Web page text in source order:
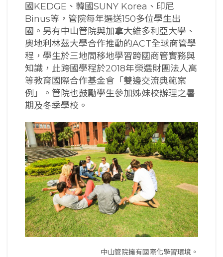
國KEDGE、韓國SUNY Korea、印尼
Binus等，管院每年選送150多位學生出
國。另有中山管院與加拿大維多利亞大學、
奧地利林茲大學合作推動的ACT全球商管學
程，學生於三地間移地學習跨國商管實務與
知識，此跨國學程於2018年榮選財團法人高
等教育國際合作基金會「雙邊交流典範案
例」。管院也鼓勵學生參加姊妹校辦理之暑
期及冬季學校。
中山管院擁有國際化學習環境。